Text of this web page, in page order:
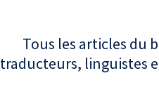
Tous les articles du
traducteurs, linguistes